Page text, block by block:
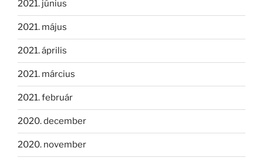
2021. június
2021. május
2021. április
2021. március
2021. február
2020. december
2020. november